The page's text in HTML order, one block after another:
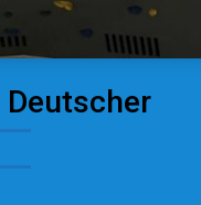
Deutscher